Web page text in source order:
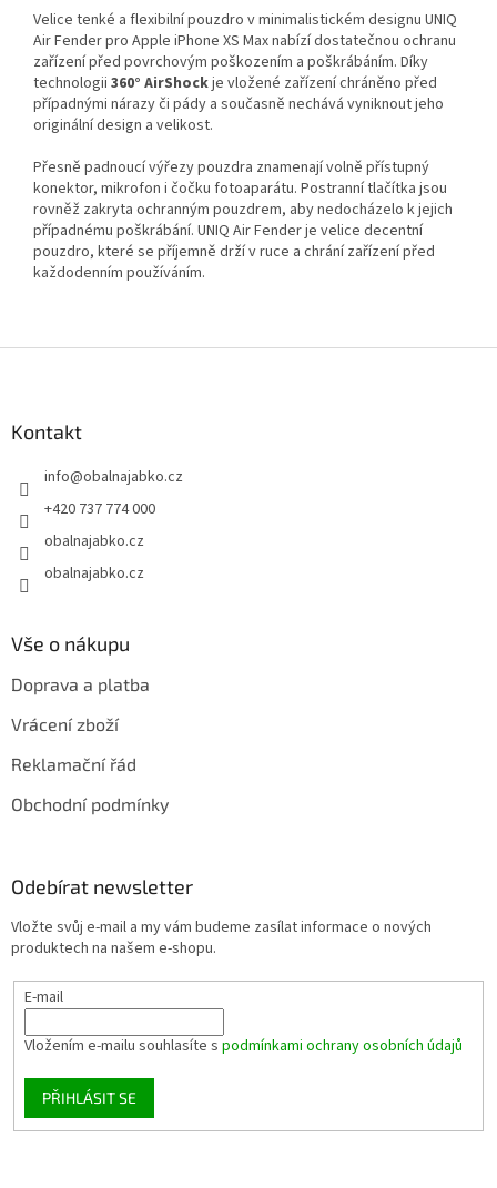
Velice tenké a flexibilní pouzdro v minimalistickém designu UNIQ
Air Fender pro Apple iPhone XS Max nabízí dostatečnou ochranu
zařízení před povrchovým poškozením a poškrábáním. Díky
technologii 360° AirShockje vložené zařízení chráněno před
případnými nárazy či pády a současně nechává vyniknout jeho
originální design a velikost.
Přesně padnoucí výřezy pouzdra znamenají volně přístupný
konektor, mikrofon i čočku fotoaparátu. Postranní tlačítka jsou
rovněž zakryta ochranným pouzdrem, aby nedocházelo k jejich
případnému poškrábání. UNIQ Air Fender je velice decentní
pouzdro, které se příjemně drží v ruce a chrání zařízení před
každodenním používáním.
Kontakt
info@obalnajabko.cz
+420 737 774 000
obalnajabko.cz
obalnajabko.cz
Vše o nákupu
Doprava a platba
Vrácení zboží
Reklamační řád
Obchodní podmínky
Odebírat newsletter
Vložte svůj e-mail a my vám budeme zasílat informace o nových
produktech na našem e-shopu.
E-mail
Vložením e-mailu souhlasíte s podmínkami ochrany osobních údajů
PŘIHLÁSIT SE